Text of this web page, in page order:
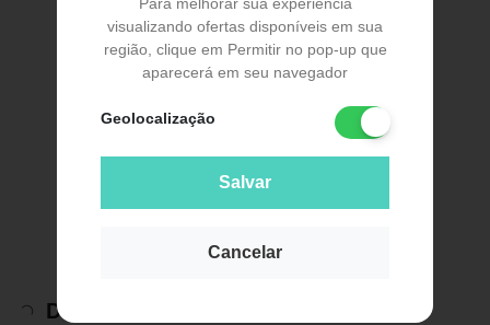
visualizando ofertas disponíveis em sua
região, clique em Permitir no pop-up que
aparecerá em seu navegador
Geolocalização
Salvar
Cancelar
Descrição do Produto